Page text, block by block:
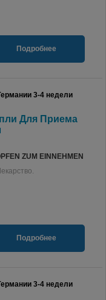
Подробнее
3-4 недели
Для Приема
ZUM EINNEHMEN
Подробнее
3-4 недели